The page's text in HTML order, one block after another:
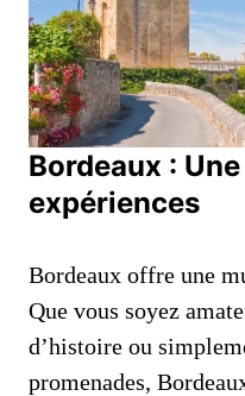
Bordeaux :
expériences
Bordeaux offre une
Que vous soyez
d’histoire ou
promenades,